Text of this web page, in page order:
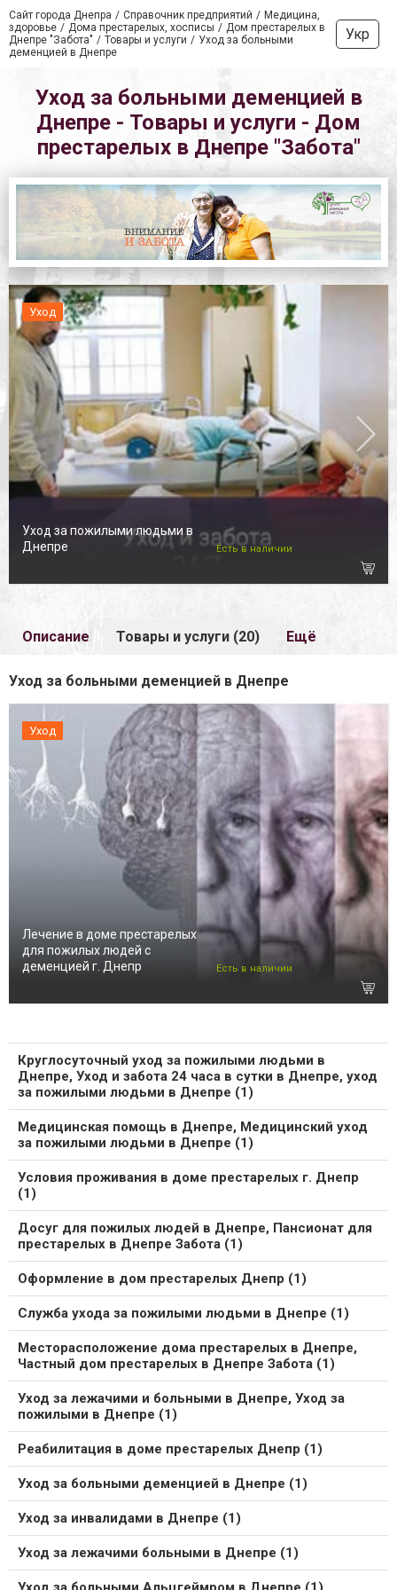
Сайт города Днепра Справочник предприятий
Медицина,
здоровье
Дома престарелых, хосписы
Дом престарелых в
Днепре "Забота"
Товары и услуги
Уход за больными
деменцией в Днепре
Укр
Уход за больными деменцией в
Днепре - Товары и услуги - Дом
престарелых в Днепре "Забота"
Уход
Уход за пожилыми людьми в
Днепре
Есть в наличии
Описание Товары и услуги (20) Ещё
Уход за больными деменцией в Днепре
Уход
Лечение в доме престарелых
для пожилых людей с
деменцией г. Днепр
Есть в наличии
Круглосуточный уход за пожилыми людьми в
Днепре, Уход и забота 24 часа в сутки в Днепре, уход
за пожилыми людьми в Днепре (1)
Медицинская помощь в Днепре, Медицинский уход
за пожилыми людьми в Днепре (1)
Условия проживания в доме престарелых г. Днепр
(1)
Досуг для пожилых людей в Днепре, Пансионат для
престарелых в Днепре Забота (1)
Оформление в дом престарелых Днепр (1)
Служба ухода за пожилыми людьми в Днепре (1)
Месторасположение дома престарелых в Днепре,
Частный дом престарелых в Днепре Забота (1)
Уход за лежачими и больными в Днепре, Уход за
пожилыми в Днепре (1)
Реабилитация в доме престарелых Днепр (1)
Уход за больными деменцией в Днепре (1)
Уход за инвалидами в Днепре (1)
Уход за лежачими больными в Днепре (1)